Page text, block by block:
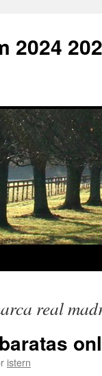
2024
real
istern